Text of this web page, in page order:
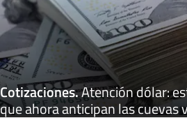
Cotizaciones.Atención dólar:
que ahora anticipan las cuevas